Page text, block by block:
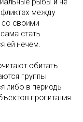
между
со своими
стать
ей нечем.
обитать
группы
либо в периоды
пропитания.